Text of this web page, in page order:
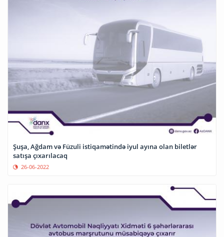
Şuşa, Ağdam və Füzuli istiqamətində iyul ayına olan biletlər
satışa çıxarılacaq
26-06-2022